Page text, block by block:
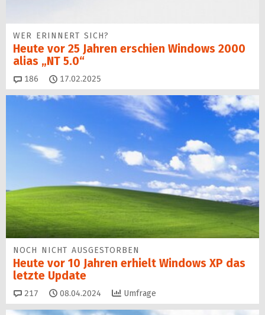
WER ERINNERT SICH?
Heute vor 25 Jahren erschien Windows 2000
alias „NT 5.0“
186 Kommentare
17.02.2025
NOCH NICHT AUSGESTORBEN
Heute vor 10 Jahren erhielt Windows XP das
letzte Update
217 Kommentare
08.04.2024 Umfrage